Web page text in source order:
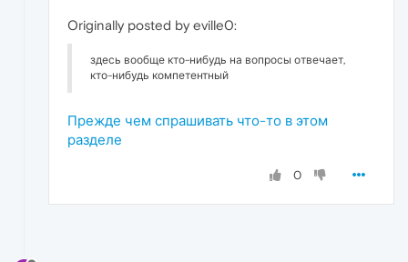
Originally posted by eville0:
здесь вообще кто-нибудь на вопросы отвечает,
кто-нибудь компетентный
Прежде чем спрашивать что-то в этом
разделе
0